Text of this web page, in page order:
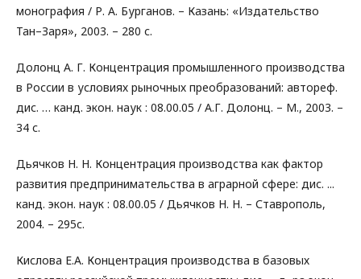
монография / Р. А. Бурганов. – Казань: «Издательство
Тан–Заря», 2003. – 280 с.
Долонц А. Г. Концентрация промышленного производства
в России в условиях рыночных преобразований: автореф.
дис. … канд. экон. наук : 08.00.05 / А.Г. Долонц. – М., 2003. –
34 с.
Дьячков Н. Н. Концентрация производства как фактор
развития предпринимательства в аграрной сфере: дис. ...
канд. экон. наук : 08.00.05 / Дьячков Н. Н. – Ставрополь,
2004. – 295с.
Кислова Е.А. Концентрация производства в базовых